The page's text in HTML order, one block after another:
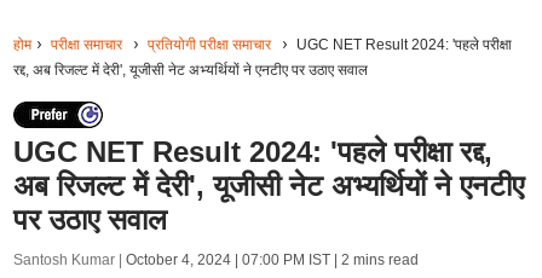
होम परीक्षा समाचार प्रतियोगी परीक्षा समाचार
UGC NET Result 2024: 'पहले परीक्षा
रद्द, अब रिजल्ट में देरी', यूजीसी नेट अभ्यर्थियों ने एनटीए पर उठाए सवाल
UGC NET Result 2024: 'पहले परीक्षा रद्द,
अब रिजल्ट में देरी', यूजीसी नेट अभ्यर्थियों ने एनटीए
पर उठाए सवाल
Santosh Kumar | October 4, 2024 | 07:00 PM IST| 2 mins read